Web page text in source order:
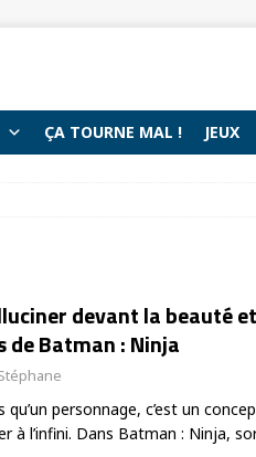
ÇA TOURNE MAL ! JEUX
devant la beauté
de Batman : Ninja
qu’un personnage, c’est un
à l’infini. Dans Batman : Ninja,